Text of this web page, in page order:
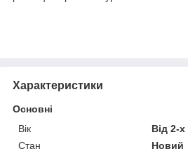
Характеристики
Основні
Вік
Від 2-х
Стан
Новий